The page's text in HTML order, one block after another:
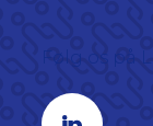
Linkedin profil